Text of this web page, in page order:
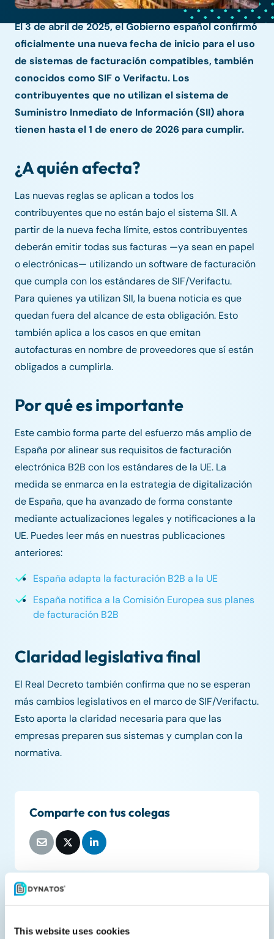
This website uses cookies
El 3 de abril de 2025, el Gobierno español confirmó
oficialmente una nueva fecha de inicio para el uso
de sistemas de facturación compatibles, también
conocidos como SIF o Verifactu. Los
contribuyentes que no utilizan el sistema de
Suministro Inmediato de Información (SII) ahora
tienen hasta el 1 de enero de 2026 para cumplir.
¿A quién afecta?
Las nuevas reglas se aplican a todos los
contribuyentes que no están bajo el sistema SII. A
partir de la nueva fecha límite, estos contribuyentes
deberán emitir todas sus facturas —ya sean en papel
o electrónicas— utilizando un software de facturación
que cumpla con los estándares de SIF/Verifactu.
Para quienes ya utilizan SII, la buena noticia es que
quedan fuera del alcance de esta obligación. Esto
también aplica a los casos en que emitan
autofacturas en nombre de proveedores que sí están
obligados a cumplirla.
Por qué es importante
Este cambio forma parte del esfuerzo más amplio de
España por alinear sus requisitos de facturación
electrónica B2B con los estándares de la UE. La
medida se enmarca en la estrategia de digitalización
de España, que ha avanzado de forma constante
mediante actualizaciones legales y notificaciones a la
UE. Puedes leer más en nuestras publicaciones
anteriores:
España adapta la facturación B2B a la UE
España notifica a la Comisión Europea sus planes
de facturación B2B
Claridad legislativa final
El Real Decreto también confirma que no se esperan
más cambios legislativos en el marco de SIF/Verifactu.
Esto aporta la claridad necesaria para que las
empresas preparen sus sistemas y cumplan con la
normativa.
Comparte con tus colegas
Documentos relacionados